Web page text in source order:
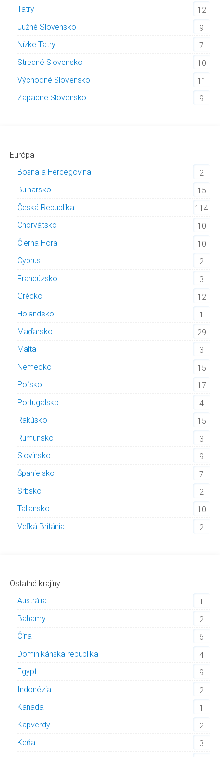
Tatry
12
Južné Slovensko
9
Nízke Tatry
7
Stredné Slovensko
10
Východné Slovensko
11
Západné Slovensko
9
Európa
Bosna a Hercegovina
2
Bulharsko
15
Česká Republika
114
Chorvátsko
10
Čierna Hora
10
Cyprus
2
Francúzsko
3
Grécko
12
Holandsko
1
Maďarsko
29
Malta
3
Nemecko
15
Poľsko
17
Portugalsko
4
Rakúsko
15
Rumunsko
3
Slovinsko
9
Španielsko
7
Srbsko
2
Taliansko
10
Veľká Británia
2
Ostatné krajiny
Austrália
1
Bahamy
2
Čína
6
Dominikánska republika
4
Egypt
9
Indonézia
2
Kanada
1
Kapverdy
2
Keňa
3